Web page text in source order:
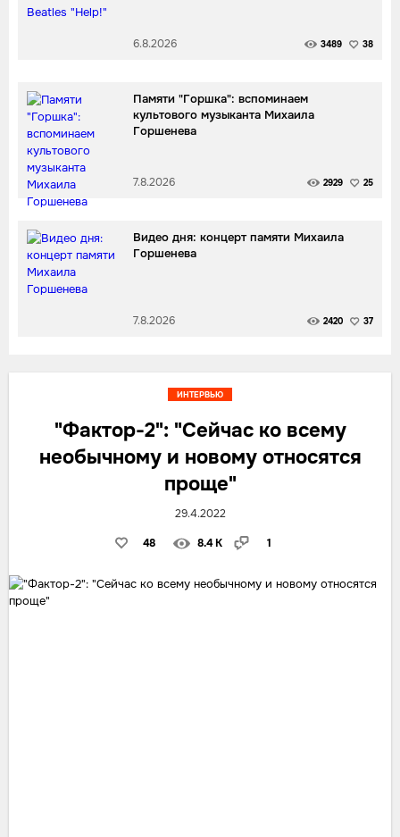
6.8.2026 3489 38
Памяти "Горшка": вспоминаем
культового музыканта Михаила
Горшенева
7.8.2026 2929 25
Видео дня: концерт памяти Михаила
Горшенева
7.8.2026 2420 37
"Фактор-2": "Сейчас ко всему
необычному и новому относятся
проще"
29.4.2022
48 8.4 K 1
ИНТЕРВЬЮ